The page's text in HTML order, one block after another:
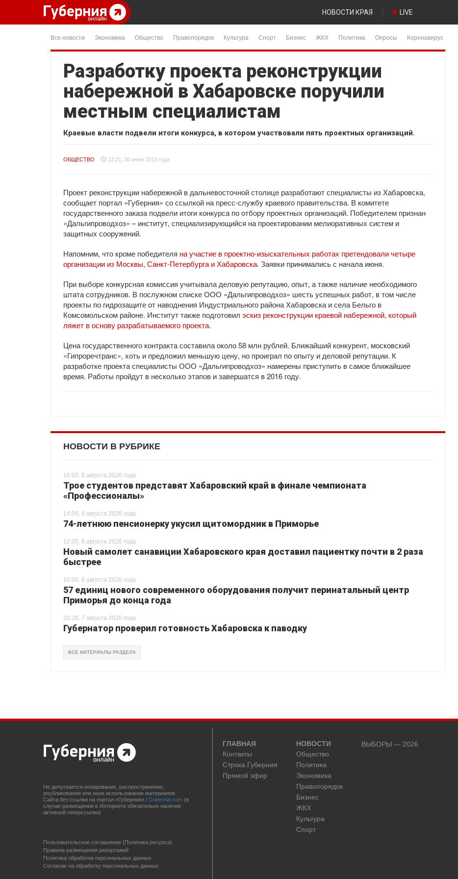
НОВОСТИ КРАЯ LIVE
Все новости Экономика Общество Правопорядок Культура Спорт Бизнес ЖКХ Политика Опросы Коронавирус
Разработку проекта реконструкции
набережной в Хабаровске поручили
местным специалистам
Краевые власти подвели итоги конкурса, в котором участвовали пять проектных организаций.
ОБЩЕСТВО 12:21, 30 июня 2015 года
Проект реконструкции набережной в дальневосточной столице разработают специалисты из Хабаровска,
сообщает портал «Губерния» со ссылкой на пресс-службу краевого правительства. В комитете
государственного заказа подвели итоги конкурса по отбору проектных организаций. Победителем признан
«Дальгипроводхоз» – институт, специализирующийся на проектировании мелиоративных систем и
защитных сооружений.
Напомним, что кроме победителя на участие в проектно-изыскательных работах претендовали четыре
организации из Москвы, Санкт-Петербурга и Хабаровска. Заявки принимались с начала июня.
При выборе конкурсная комиссия учитывала деловую репутацию, опыт, а также наличие необходимого
штата сотрудников. В послужном списке ООО «Дальгипроводхоз» шесть успешных работ, в том числе
проекты по гидрозащите от наводнения Индустриального района Хабаровска и села Бельго в
Комсомольском районе. Институт также подготовил эскиз реконструкции краевой набережной, который
ляжет в основу разрабатываемого проекта.
Цена государственного контракта составила около 58 млн рублей. Ближайший конкурент, московский
«Гипроречтранс», хоть и предложил меньшую цену, но проиграл по опыту и деловой репутации. К
разработке проекта специалисты ООО «Дальгипроводхоз» намерены приступить в самое ближайшее
время. Работы пройдут в несколько этапов и завершатся в 2016 году.
НОВОСТИ В РУБРИКЕ
16:00, 8 августа 2026 года
Трое студентов представят Хабаровский край в финале чемпионата
«Профессионалы»
14:00, 8 августа 2026 года
74-летнюю пенсионерку укусил щитомордник в Приморье
12:00, 8 августа 2026 года
Новый самолет санавиции Хабаровского края доставил пациентку почти в 2 раза
быстрее
10:00, 8 августа 2026 года
57 единиц нового современного оборудования получит перинатальный центр
Приморья до конца года
20:26, 7 августа 2026 года
Губернатор проверил готовность Хабаровска к паводку
ВСЕ МАТЕРИАЛЫ РАЗДЕЛА
Не допускается копирование, распространение,
опубликование или иное использование материалов
Сайта без ссылки на портал «Губерния» / Gubernia.com (в
случае размещения в Интернете обязательно наличие
активной гиперссылки)
Пользовательское соглашение (Политика ресурса)
Правила размещения репортажей
Политика обработки персональных данных
Согласие на обработку персональных данных
ГЛАВНАЯ
Контакты
Строка.Губерния
Прямой эфир
НОВОСТИ
Общество
Политика
Экономика
Правопорядок
Бизнес
ЖКХ
Культура
Спорт
ВЫБОРЫ — 2026